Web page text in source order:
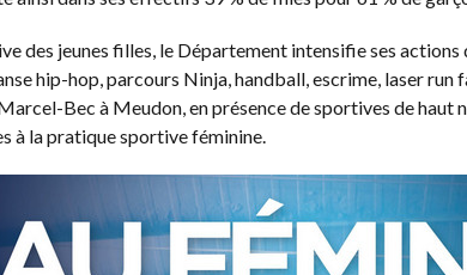
des jeunes filles, le Département intensifie ses
hip-hop, parcours Ninja, handball, escrime, laser run
Bec à Meudon, en présence de sportives de haut
à la pratique sportive féminine.